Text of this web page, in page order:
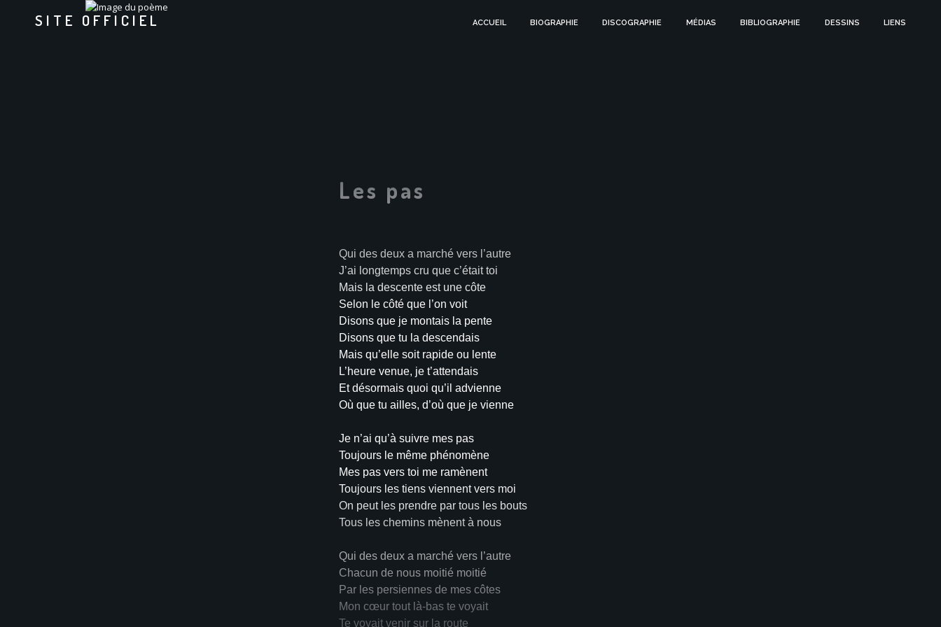
SITE OFFICIEL ACCUEIL BIOGRAPHIE DISCOGRAPHIE MÉDIAS BIBLIOGRAPHIE DESSINS LIENS
Les pas
Qui des deux a marché vers l’autre
J’ai longtemps cru que c’était toi
Mais la descente est une côte
Selon le côté que l’on voit
Disons que je montais la pente
Disons que tu la descendais
Mais qu’elle soit rapide ou lente
L’heure venue, je t’attendais
Et désormais quoi qu’il advienne
Où que tu ailles, d’où que je vienne
Je n’ai qu’à suivre mes pas
Toujours le même phénomène
Mes pas vers toi me ramènent
Toujours les tiens viennent vers moi
On peut les prendre par tous les bouts
Tous les chemins mènent à nous
Qui des deux a marché vers l’autre
Chacun de nous moitié moitié
Par les persiennes de mes côtes
Mon cœur tout là-bas te voyait
Te voyait venir sur la route